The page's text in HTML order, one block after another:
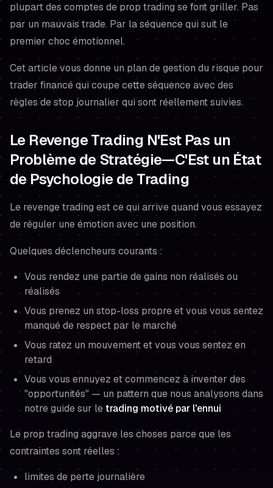
plupart des comptes de prop trading se font griller. Pas
par un mauvais trade. Par la séquence qui suit le
premier choc émotionnel.
Cet article vous donne un plan de gestion du risque pour
trader financé qui coupe cette séquence avec des
règles de stop journalier qui sont réellement suivies.
Le Revenge Trading N'Est Pas un
Problème de Stratégie—C'Est un État
de Psychologie de Trading
Le revenge trading est ce qui arrive quand vous essayez
de réguler une émotion avec une position.
Quelques déclencheurs courants :
Vous rendez une partie de gains non réalisés ou
réalisés
Vous prenez un stop-loss propre et vous vous sentez
manqué de respect par le marché
Vous ratez un mouvement et vous vous sentez en
retard
Vous vous ennuyez et commencez à inventer des
"opportunités" — un pattern que nous analysons dans
notre guide sur letrading motivé par l'ennui
Le prop trading aggrave les choses parce que les
contraintes sont réelles :
limites de perte journalière